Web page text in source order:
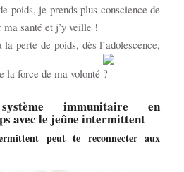
poids, je prends plus conscience de
ma santé et j’y veille !
perte de poids, dès l’adolescence,
la force de ma volonté
immunitaire en
avec le jeûne intermittent
peut te reconnecter aux